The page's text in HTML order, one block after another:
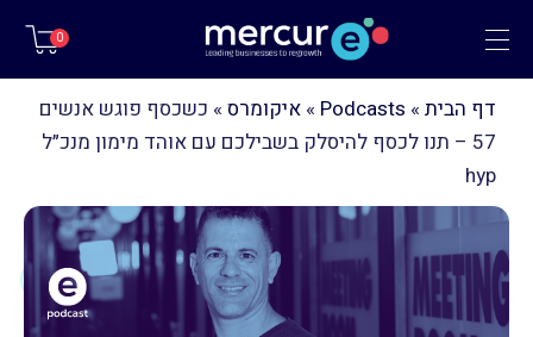
תפריט 0
דף הבית »
Podcasts
» איקומרס » כשכסף פוגש אנשים
57 – תנו לכסף להיסלק בשבילכם עם אוהד מימון מנכ״ל
hyp